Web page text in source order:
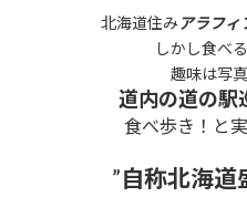
北海道住み アラフ
しかし食べ
趣味は写
道内の道の駅
食べ歩き！と
”自称北海道